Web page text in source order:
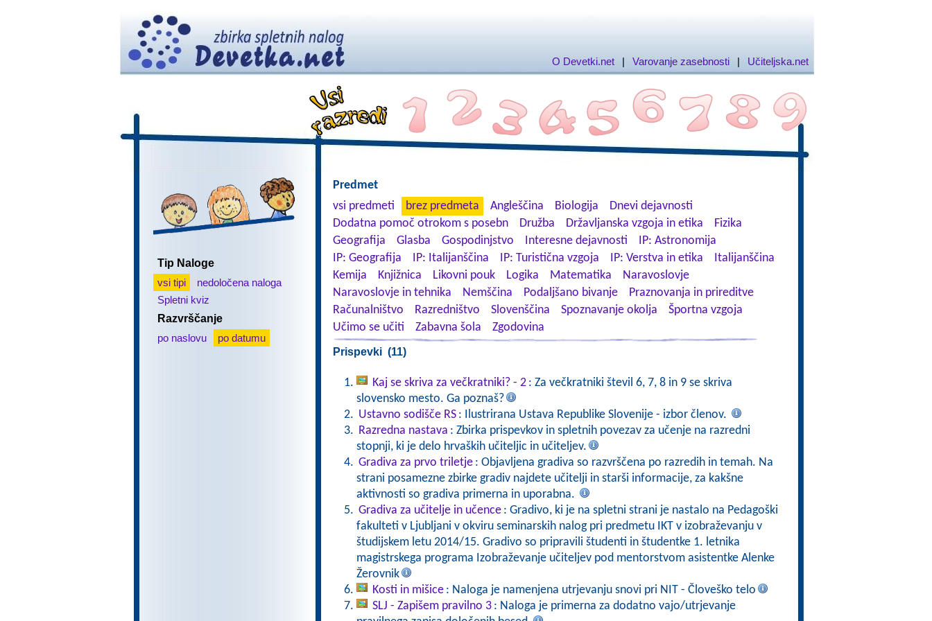
O Devetki.net | Varovanje zasebnosti | Učiteljska.net
Tip Naloge
vsi tipi
nedoločena naloga
Spletni kviz
Razvrščanje
po naslovu
po datumu
Predmet
vsi predmeti
brez predmeta Angleščina Biologija
Dnevi dejavnosti
Dodatna pomoč otrokom s posebn
Družba Državljanska vzgoja in etika
Fizika
Geografija
Glasba Gospodinjstvo Interesne dejavnosti
IP: Astronomija
IP: Geografija
IP: Italijanščina IP: Turistična vzgoja IP: Verstva in etika
Italijanščina
Kemija
Knjižnica Likovni pouk Logika Matematika
Naravoslovje
Naravoslovje in tehnika
Nemščina Podaljšano bivanje
Praznovanja in prireditve
Računalništvo
Razredništvo Slovenščina Spoznavanje okolja
Športna vzgoja
Učimo se učiti
Zabavna šola Zgodovina
Prispevki (11)
Kaj se skriva za večkratniki? - 2 : Za večkratniki števil 6, 7, 8 in 9 se skriva
slovensko mesto. Ga poznaš?
Ustavno sodišče RS : Ilustrirana Ustava Republike Slovenije - izbor členov.
Razredna nastava : Zbirka prispevkov in spletnih povezav za učenje na razredni
stopnji, ki je delo hrvaških učiteljic in učiteljev.
Gradiva za prvo triletje : Objavljena gradiva so razvrščena po razredih in temah. Na
strani posamezne zbirke gradiv najdete učitelji in starši informacije, za kakšne
aktivnosti so gradiva primerna in uporabna.
Gradiva za učitelje in učence : Gradivo, ki je na spletni strani je nastalo na Pedagoški
fakulteti v Ljubljani v okviru seminarskih nalog pri predmetu IKT v izobraževanju v
študijskem letu 2014/15. Gradivo so pripravili študenti in študentke 1. letnika
magistrskega programa Izobraževanje učiteljev pod mentorstvom asistentke Alenke
Žerovnik
Kosti in mišice : Naloga je namenjena utrjevanju snovi pri NIT - Človeško telo
SLJ - Zapišem pravilno 3 : Naloga je primerna za dodatno vajo/utrjevanje